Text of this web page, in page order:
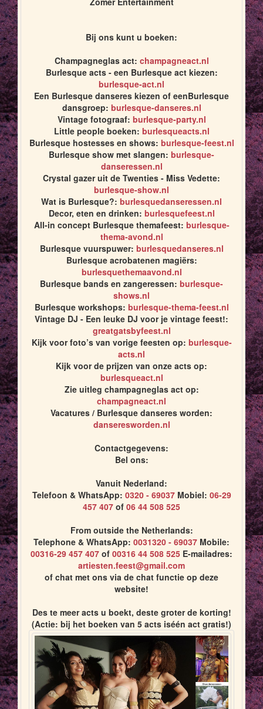
Bij ons kunt u boeken:
Champagneglas act: champagneact.nl
Burlesque acts - een Burlesque act kiezen:
burlesque-act.nl
Een Burlesque danseres kiezen of eenBurlesque
dansgroep: burlesque-danseres.nl
Vintage fotograaf: burlesque-party.nl
Little people boeken: burlesqueacts.nl
Burlesque hostesses en shows: burlesque-feest.nl
Burlesque show met slangen: burlesque-
danseressen.nl
Crystal gazer uit de Twenties - Miss Vedette:
burlesque-show.nl
Wat is Burlesque?: burlesquedanseressen.nl
Decor, eten en drinken: burlesquefeest.nl
All-in concept Burlesque themafeest: burlesque-
thema-avond.nl
Burlesque vuurspuwer: burlesquedanseres.nl
Burlesque acrobatenen magiërs:
burlesquethemaavond.nl
Burlesque bands en zangeressen: burlesque-
shows.nl
Burlesque workshops: burlesque-thema-feest.nl
Vintage DJ - Een leuke DJ voor je vintage feest!:
greatgatsbyfeest.nl
Kijk voor foto’s van vorige feesten op: burlesque-
acts.nl
Kijk voor de prijzen van onze acts op:
burlesqueact.nl
Zie uitleg champagneglas act op:
champagneact.nl
Vacatures / Burlesque danseres worden:
danseresworden.nl
Contactgegevens:
Bel ons:
Vanuit Nederland:
Telefoon & WhatsApp: 0320 - 69037Mobiel: 06-29
457 407 of 06 44 508 525
From outside the Netherlands:
Telephone & WhatsApp: 0031320 - 69037 Mobile:
00316-29 457 407 of 00316 44 508 525 E-mailadres:
artiesten.feest@gmail.com
of chat met ons via de chat functie op deze
website!
Des te meer acts u boekt, deste groter de korting!
(Actie: bij het boeken van 5 acts iséén act gratis!)